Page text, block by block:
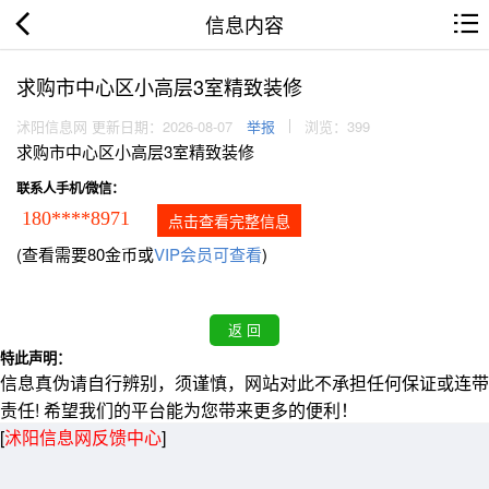
信息内容
求购市中心区小高层3室精致装修
沭阳信息网 更新日期：2026-08-07 举报 浏览：399
求购市中心区小高层3室精致装修
联系人手机/微信：
180****8971 点击查看完整信息
(查看需要80金币或VIP会员可查看)
特此声明：
信息真伪请自行辨别，须谨慎，网站对此不承担任何保证或连带
责任! 希望我们的平台能为您带来更多的便利！
[沭阳信息网反馈中心]